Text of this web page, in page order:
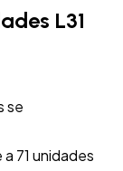
L31
se
71 unidades